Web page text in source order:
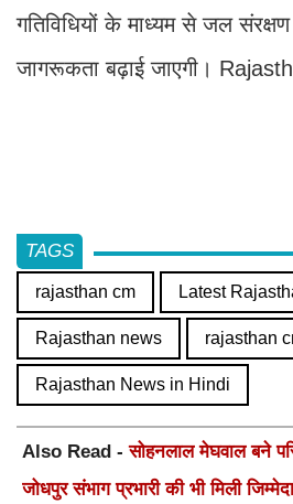
गतिविधियों के माध्यम से जल
जागरूकता बढ़ाई जाएगी।
TAGS
rajasthan cm Latest
Rajasthan news rajasthan
Rajasthan News in Hindi
Also Read -सोहनलाल मेघवाल बने
जोधपुर संभाग प्रभारी की भी मिली